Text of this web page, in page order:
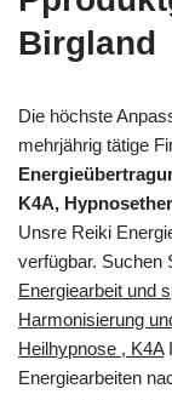
Birgland
Die höchste
mehrjährig tätige
K4A,
Unsre Reiki
verfügbar. Suchen
Energiearbeit und
Harmonisierung
Heilhypnose , K4A
Energiearbeiten